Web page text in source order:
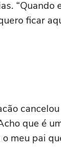
“Quando
ficar
que é
meu pai